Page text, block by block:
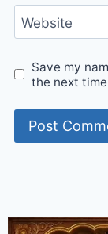
Website
Save my
the next